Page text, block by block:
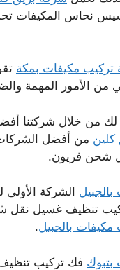
نحاس المكيفات
تركيب مكيفات بمكة
من الأمور المهمة
لك من خلال شركتنا
من أفضل الشركات
شحن فريون.
الشركة الأولى
تنظيف غسيل نقل
بالجبيل.
بتبوك فك تركيب